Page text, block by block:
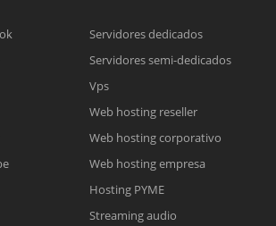
Reunión online
enviarán un correo electrónico con el enlace a
Meet para la reunión online.
Cotización
y nos contactaremos a la brevedad.
Chat Online
correo electrónico con sus datos personales.
Servidores dedicados
Servidores semi-dedicados
Vps
Web hosting reseller
Web hosting corporativo
Web hosting empresa
Hosting PYME
Streaming audio